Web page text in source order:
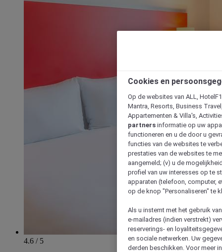
4.6 / 5
Cookies en
Op de websites van ALL,
Mantra, Resorts, Business
Appartementen & Villa's,
partners informatie op uw
functioneren en u de door u
functies van de websites te
prestaties van de websites te
aangemeld; (v) u de
profiel van uw interesses op te
apparaten (telefoon, computer,
op de knop "Personaliseren" te
Als u instemt met het gebruik
e-mailadres (indien verstrekt)
reserverings- en
en sociale netwerken. Uw
derden beschikken. Voor meer